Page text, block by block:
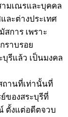
มเณรและบุคคล
ละต่างประเทศ
สการ เพราะ
ราบรอย
รีแล้ว เป็นมงคล
ถานที่เท่านั้นที่
ของสระบุรีที่
ตั้งแต่อดีตจวบ